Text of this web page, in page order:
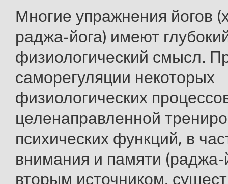
Многие упражнения йогов
раджа-йога) имеют
физиологический смысл.
саморегуляции некоторых
физиологических
целенаправленной
психических функций, в
внимания и памяти (раджа-
вторым источником,